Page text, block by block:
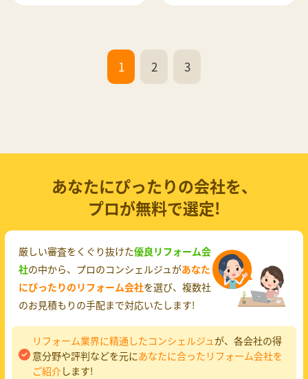
1 2 3
あなたにぴったりの会社を、
プロが無料で選定!
厳しい審査をくぐり抜けた優良リフォーム会
社の中から、プロのコンシェルジュがあなた
にぴったりのリフォーム会社を選び、複数社
のお見積もりの手配まで対応いたします!
リフォーム業界に精通したコンシェルジュが、各会社の得
意分野や評判などを元にあなたに合ったリフォーム会社を
ご紹介します!